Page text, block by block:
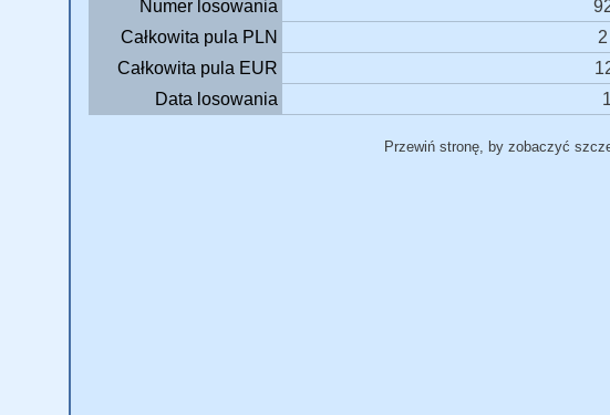
Numer losowania
Całkowita pula PLN
Całkowita pula EUR
Data losowania
Przewiń stronę, by zobaczyć